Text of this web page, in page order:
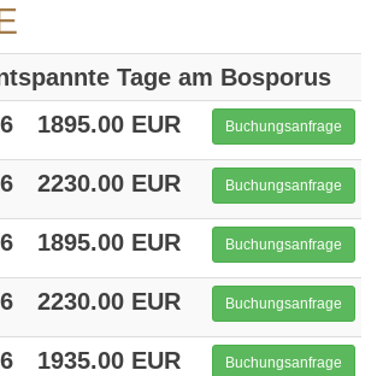
Tage am Bosporus
1895.00 EUR Buchungsanfrage
2230.00 EUR Buchungsanfrage
1895.00 EUR Buchungsanfrage
2230.00 EUR Buchungsanfrage
1935.00 EUR Buchungsanfrage